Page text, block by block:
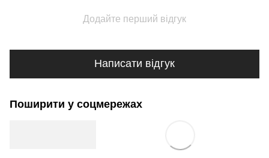
Додайте перший відгук
Написати відгук
Поширити у соцмережах